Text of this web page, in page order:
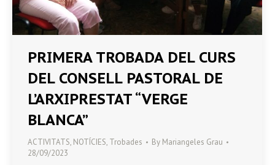
PRIMERA TROBADA DEL CURS
DEL CONSELL PASTORAL DE
L’ARXIPRESTAT “VERGE
BLANCA”
ACTIVITATS, NOTÍCIES, Trobades By Mariangeles Grau
28/09/2023